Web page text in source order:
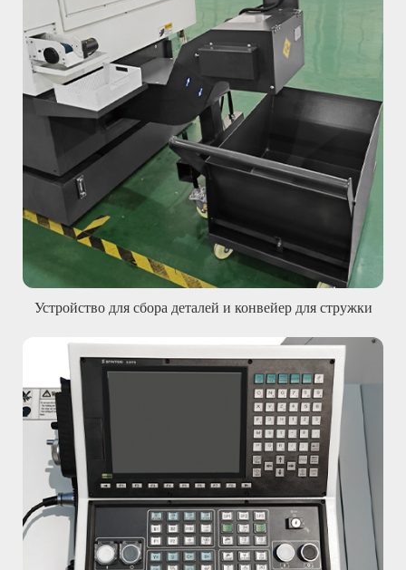
Устройство для сбора деталей и конвейер для стружки